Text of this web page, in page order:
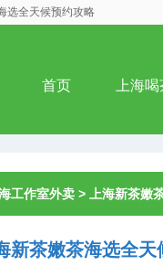
选全天候预约攻略
首页 上海
海工作室外卖 > 上海新茶嫩
新茶嫩茶海选全天